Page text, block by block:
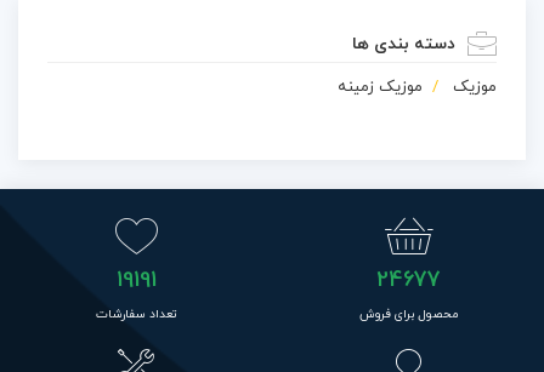
دسته بندی ها
موزیک موزیک زمینه
24677
محصول برای فروش
19191
تعداد سفارشات